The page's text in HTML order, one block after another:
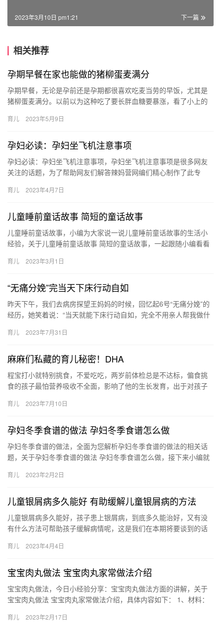
下一篇
2023年3月10日 pm1:21
相关推荐
孕期早餐在家也能做的猪柳蛋麦满分
孕期早餐，无论是孕前还是孕期都很喜欢吃麦当劳的早饭，尤其是
猪柳蛋麦满分。以前以为这种吃了要长胖血糖要暴涨，看了小上的
孕…
育儿 2023年5月9日
孕妇必读：孕妇坐飞机注意事项
孕妇必读：孕妇坐飞机注意事项，孕妇坐飞机注意事项是很多网友
关注的话题，为了帮助网友们解答辣妈营网编们精心制作了此专
坐飞机…
育儿 2023年4月7日
儿童睡前童话故事 简短的童话故事
儿童睡前童话故事，小编为大家说一说儿童睡前童话故事的生活小
经验，关于儿童睡前童话故事 简短的童话故事，一起跟随小编看看
育儿 2023年3月1日
“无痛分娩”完当天下床行动自如
昨天下午，我们去病房探望王妈妈的时候，回忆起6号“无痛分娩”的
经历，她笑着说：“当天就能下床行动自如，完全不用亲人帮我做什
育儿 2023年7月31日
麻麻们私藏的育儿秘密！DHA
程宝打小就特别挑食，不爱吃吃，两岁前体检总是不达标，偏食挑
食的孩子最怕营养吸收不全面，影响了他的生长发育，出于对孩子
吃吃…
育儿 2023年7月10日
孕妇冬季食谱的做法 孕妇冬季食谱怎么做
孕妇冬季食谱的做法，全面为您解析孕妇冬季食谱的做法的相关话
题，关于孕妇冬季食谱的做法 孕妇冬季食谱怎么做，接下来小编就
育儿 2023年2月2日
儿童银屑病多久能好 有助缓解儿童银屑病的方法
儿童银屑病多久能好，孩子患上银屑病，到底多久能治好，又有没
有什么方法可帮助孩子缓解病情呢，这是我们在本期将要谈到的话
病…
育儿 2023年4月4日
宝宝肉丸做法 宝宝肉丸家常做法介绍
宝宝肉丸做法，今日小经验分享：宝宝肉丸做法方面的讲解，关于
宝宝肉丸做法 宝宝肉丸家常做法介绍，具体内容如下： 1、材料：
育儿 2023年2月17日